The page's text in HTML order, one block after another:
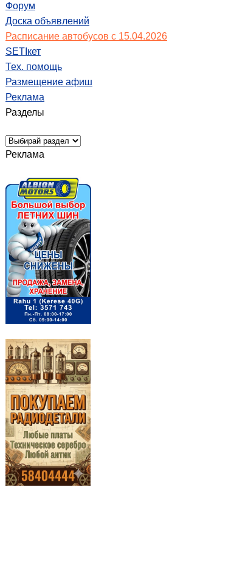
Форум
Доска объявлений
Расписание автобусов с 15.04.2026
SETIкет
Тех. помощь
Размещение афиш
Реклама
Разделы
Реклама